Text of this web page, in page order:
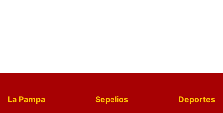
La Pampa Sepelios
Deportes